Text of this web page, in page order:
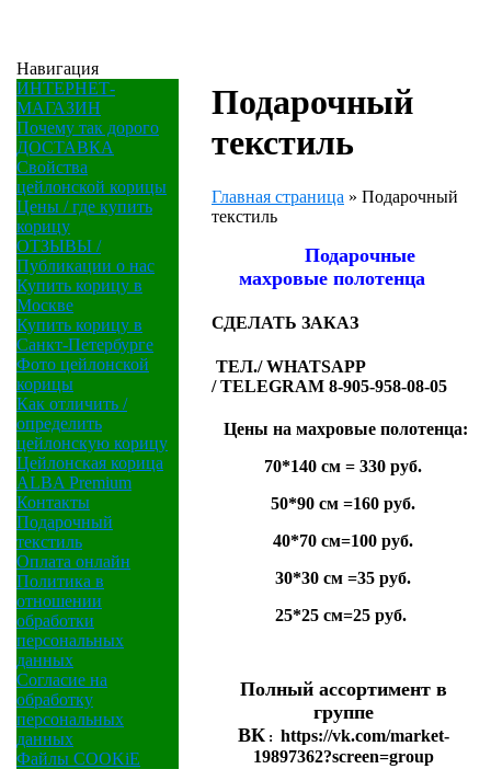
Навигация
ИНТЕРНЕТ-
МАГАЗИН
Почему так дорого
ДОСТАВКА
Свойства
цейлонской корицы
Цены / где купить
корицу
ОТЗЫВЫ /
Публикации о нас
Купить корицу в
Москве
Купить корицу в
Санкт-Петербурге
Фото цейлонской
корицы
Как отличить /
определить
цейлонскую корицу
Цейлонская корица
ALBA Premium
Контакты
Подарочный
текстиль
Оплата онлайн
Политика в
отношении
обработки
персональных
данных
Согласие на
обработку
персональных
данных
Файлы COOKiE
Подарочный
текстиль
Главная страница » Подарочный
текстиль
Подарочные
махровые полотенца
СДЕЛАТЬ ЗАКАЗ
ТЕЛ./ WHATSAPP
/ TELEGRAM 8-905-958-08-05
Цены на махровые полотенца:
70*140 см = 330 руб.
50*90 см =160 руб.
40*70 см=100 руб.
30*30 см =35 руб.
25*25 см=25 руб.
Полный ассортимент в
группе
ВК: https://vk.com/market-
19897362?screen=group